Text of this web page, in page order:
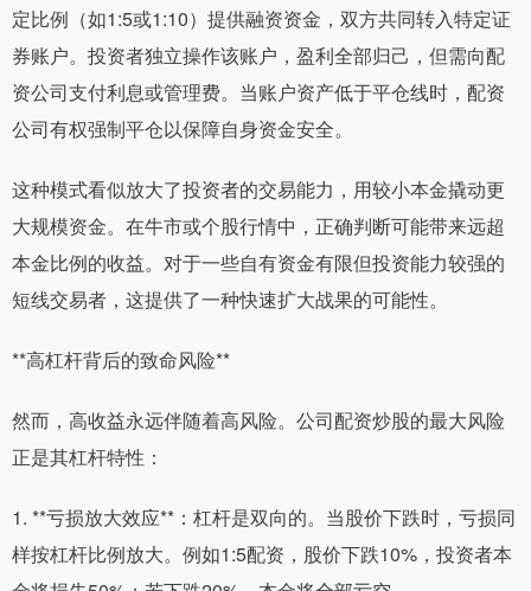
定比例（如1:5或1:10）提供融资资金，双方共同转入特定证
券账户。投资者独立操作该账户，盈利全部归己，但需向配
资公司支付利息或管理费。当账户资产低于平仓线时，配资
公司有权强制平仓以保障自身资金安全。
这种模式看似放大了投资者的交易能力，用较小本金撬动更
大规模资金。在牛市或个股行情中，正确判断可能带来远超
本金比例的收益。对于一些自有资金有限但投资能力较强的
短线交易者，这提供了一种快速扩大战果的可能性。
**高杠杆背后的致命风险**
然而，高收益永远伴随着高风险。公司配资炒股的最大风险
正是其杠杆特性：
1. **亏损放大效应**：杠杆是双向的。当股价下跌时，亏损同
样按杠杆比例放大。例如1:5配资，股价下跌10%，投资者本